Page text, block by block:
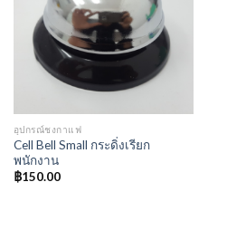
อุปกรณ์ชงกาแฟ
Cell Bell Small กระดิ่งเรียก
พนักงาน
฿150.00